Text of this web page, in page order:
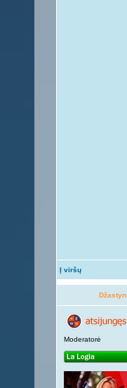
Į viršų
Džastyn
Moderatorė